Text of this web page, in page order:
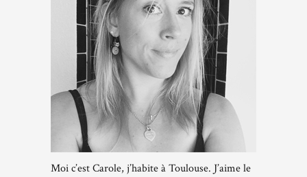
Moi c’est Carole, j’habite à Toulouse. J’aime le